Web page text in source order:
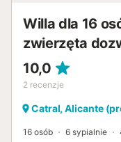
Willa dla 16
zwierzęta
10,0
2 recenzje
Catral, Alicante
16 osób 6 sypialnie